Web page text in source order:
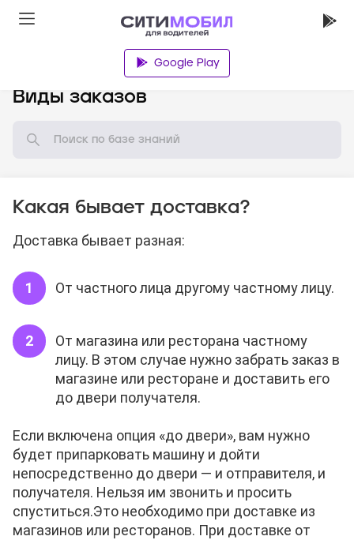
Google Play
Виды заказов
Какая бывает доставка?
Доставка бывает разная:
От частного лица другому частному лицу.
От магазина или ресторана частному
лицу. В этом случае нужно забрать заказ в
магазине или ресторане и доставить его
до двери получателя.
Если включена опция «до двери», вам нужно
будет припарковать машину и дойти
непосредственно до двери — и отправителя, и
получателя. Нельзя им звонить и просить
спуститься.Это необходимо при доставке из
магазинов или ресторанов. При доставке от